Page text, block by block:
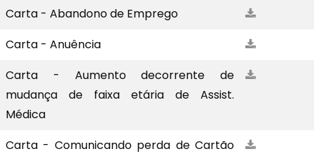
Carta - Abandono de Emprego
Carta - Anuência
Carta - Aumento decorrente de
mudança de faixa etária de Assist.
Médica
Carta - Comunicando perda de Cartão